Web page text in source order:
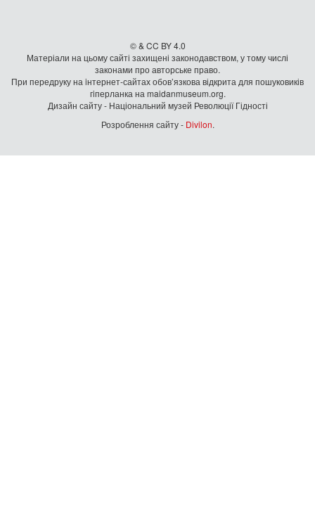
© & CC BY 4.0
Матеріали на цьому сайті захищені законодавством, у тому числі
законами про авторське право.
При передруку на iнтернет-сайтах обов’язкова відкрита для пошуковиків
гiперланка на maidanmuseum.org.
Дизайн сайту - Національний музей Революції Гідності
Розроблення сайту - Divilon.